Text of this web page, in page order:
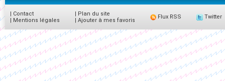
| Contact
| Mentions légales
| Plan du site
| Ajouter à mes favoris
Flux RSS Twitter